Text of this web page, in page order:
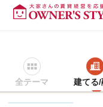
全テーマ 建てる/
賃貸経営ＴＯＰ 建て